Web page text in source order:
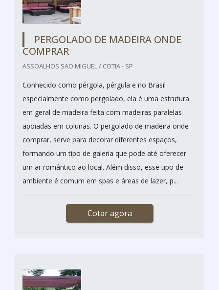
PERGOLADO DE MADEIRA ONDE
COMPRAR
ASSOALHOS SAO MIGUEL / COTIA - SP
Conhecido como pérgola, pérgula e no Brasil
especialmente como pergolado, ela é uma estrutura
em geral de madeira feita com madeiras paralelas
apoiadas em colunas. O pergolado de madeira onde
comprar, serve para decorar diferentes espaços,
formando um tipo de galeria que pode até oferecer
um ar romântico ao local. Além disso, esse tipo de
ambiente é comum em spas e áreas de lazer, p...
Cotar agora